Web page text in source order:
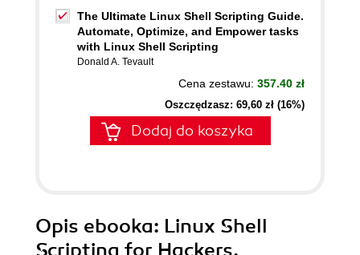
The Ultimate Linux Shell Scripting Guide.
Automate, Optimize, and Empower tasks
with Linux Shell Scripting
Donald A. Tevault
Cena zestawu: 357.40 zł
Oszczędzasz: 69,60 zł (16%)
Dodaj do koszyka
Opis ebooka: Linux Shell
Scripting for Hackers.